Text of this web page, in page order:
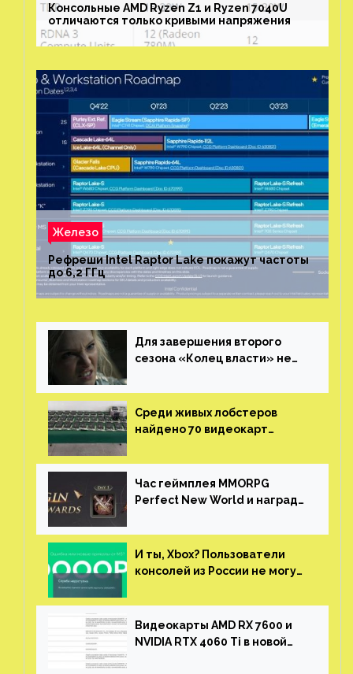
Консольные AMD Ryzen Z1 и Ryzen 7040U
отличаются только кривыми напряжения
Железо
Рефреши Intel Raptor Lake покажут частоты
до 6,2 ГГц
Для завершения второго
сезона «Колец власти» не
Среди живых лобстеров
найдено 70 видеокарт
китайской таможни
Час геймплея MMORPG
Perfect New World и награды
И ты, Xbox? Пользователи
консолей из России не могут
Видеокарты AMD RX 7600 и
NVIDIA RTX 4060 Ti в новой